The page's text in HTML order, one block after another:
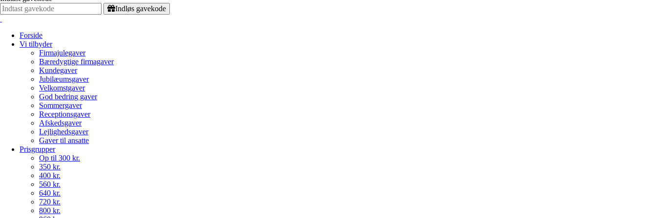
Indløs gavekode
Forside
Vi tilbyder
Firmajulegaver
Bæredygtige firmagaver
Kundegaver
Jubilæumsgaver
Velkomstgaver
God bedring gaver
Sommergaver
Receptionsgaver
Afskedsgaver
Lejlighedsgaver
Gaver til ansatte
Prisgrupper
Op til 300 kr.
350 kr.
400 kr.
560 kr.
640 kr.
720 kr.
800 kr.